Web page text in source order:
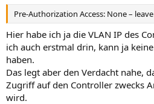
Pre-Authorization Access: None –
Hier habe ich ja die VLAN IP des
ich auch erstmal drin, kann ja
haben.
Das legt aber den Verdacht nahe,
Zugriff auf den Controller zwecks
wird.